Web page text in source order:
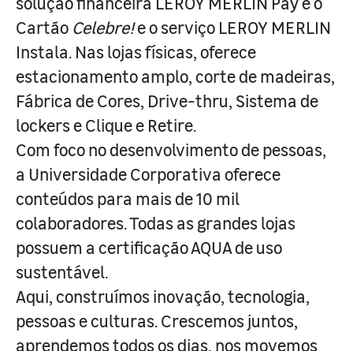
Cartão Celebre!e o serviço LEROY MERLIN
Instala. Nas lojas físicas, oferece
estacionamento amplo, corte de madeiras,
Fábrica de Cores, Drive-thru, Sistema de
lockers e Clique e Retire.
Com foco no desenvolvimento de pessoas,
a Universidade Corporativa oferece
conteúdos para mais de 10 mil
colaboradores. Todas as grandes lojas
possuem a certificação AQUA de uso
sustentável.
Aqui, construímos inovação, tecnologia,
pessoas e culturas. Crescemos juntos,
aprendemos todos os dias, nos movemos